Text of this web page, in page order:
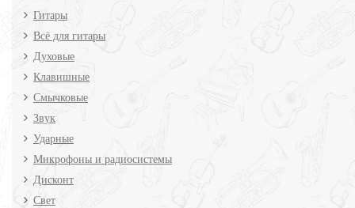
Гитары
Всё для гитары
Духовые
Клавишные
Смычковые
Звук
Ударные
Микрофоны и радиосистемы
Дисконт
Свет